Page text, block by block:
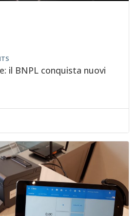
il BNPL conquista nuovi